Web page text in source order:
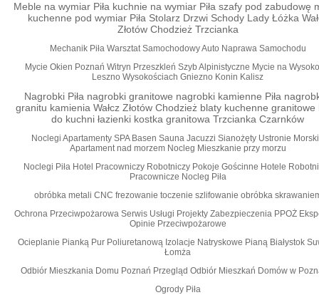
Meble na wymiar Piła kuchnie na wymiar Piła szafy pod zabudowę
kuchenne pod wymiar Piła Stolarz Drzwi Schody Lady Łóżka
Złotów Chodzież Trzcianka
Mechanik Piła Warsztat Samochodowy Auto Naprawa Samochodu
Mycie Okien Poznań Witryn Przeszkleń Szyb Alpinistyczne Mycie na
Leszno Wysokościach Gniezno Konin Kalisz
Nagrobki Piła nagrobki granitowe nagrobki kamienne Piła
granitu kamienia Wałcz Złotów Chodzież blaty kuchenne granitowe
do kuchni łazienki kostka granitowa Trzcianka Czarnków
Noclegi Apartamenty SPA Basen Sauna Jacuzzi Sianożęty Ustronie
Apartament nad morzem Nocleg Mieszkanie przy morzu
Noclegi Piła Hotel Pracowniczy Robotniczy Pokoje Gościnne Hotele
Pracownicze Nocleg Piła
obróbka metali CNC frezowanie toczenie szlifowanie obróbka
Ochrona Przeciwpożarowa Serwis Usługi Projekty Zabezpieczenia PPOŻ
Opinie Przeciwpożarowe
Ocieplanie Pianką Pur Poliuretanową Izolacje Natryskowe Pianą Białystok
Łomża
Odbiór Mieszkania Domu Poznań Przegląd Odbiór Mieszkań Domów w
Ogrody Piła